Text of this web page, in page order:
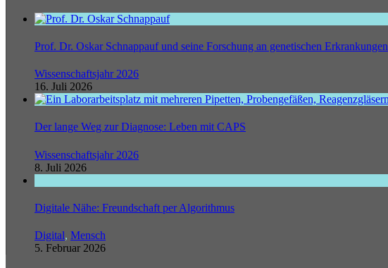
Prof. Dr. Oskar Schnappauf und seine Forschung an genetischen Erkrankungen
Wissenschaftsjahr 2026
16. Juli 2026
Der lange Weg zur Diagnose: Leben mit CAPS
Wissenschaftsjahr 2026
8. Juli 2026
Digitale Nähe: Freundschaft per Algorithmus
Digital, Mensch
5. Februar 2026